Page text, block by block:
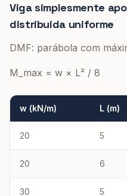
Viga simplesmente
distribuída uniforme
DMF: parábola com
M_max = w × L² / 8
w (kN/m) L (m)
20 5
20 6
30 5